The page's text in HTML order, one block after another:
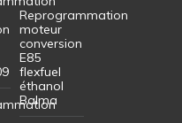
Reprogrammation
moteur
conversion
E85
flexfuel
éthanol
Balma